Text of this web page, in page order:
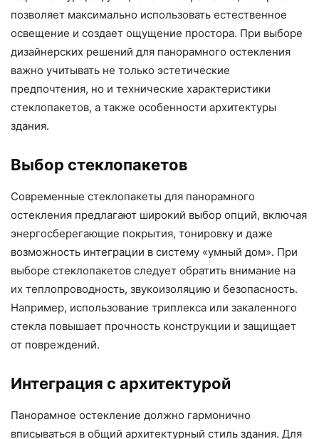
позволяет максимально использовать естественное
освещение и создает ощущение простора. При выборе
дизайнерских решений для панорамного остекления
важно учитывать не только эстетические
предпочтения, но и технические характеристики
стеклопакетов, а также особенности архитектуры
здания.
Выбор стеклопакетов
Современные стеклопакеты для панорамного
остекления предлагают широкий выбор опций, включая
энергосберегающие покрытия, тонировку и даже
возможность интеграции в систему «умный дом». При
выборе стеклопакетов следует обратить внимание на
их теплопроводность, звукоизоляцию и безопасность.
Например, использование триплекса или закаленного
стекла повышает прочность конструкции и защищает
от повреждений.
Интеграция с архитектурой
Панорамное остекление должно гармонично
вписываться в общий архитектурный стиль здания. Для